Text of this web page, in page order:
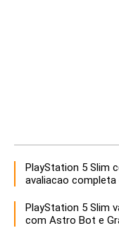
PlayStation 5 Slim
avaliacao completa
PlayStation 5 Slim
com Astro Bot e